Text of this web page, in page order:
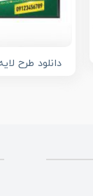
دانلود طرح